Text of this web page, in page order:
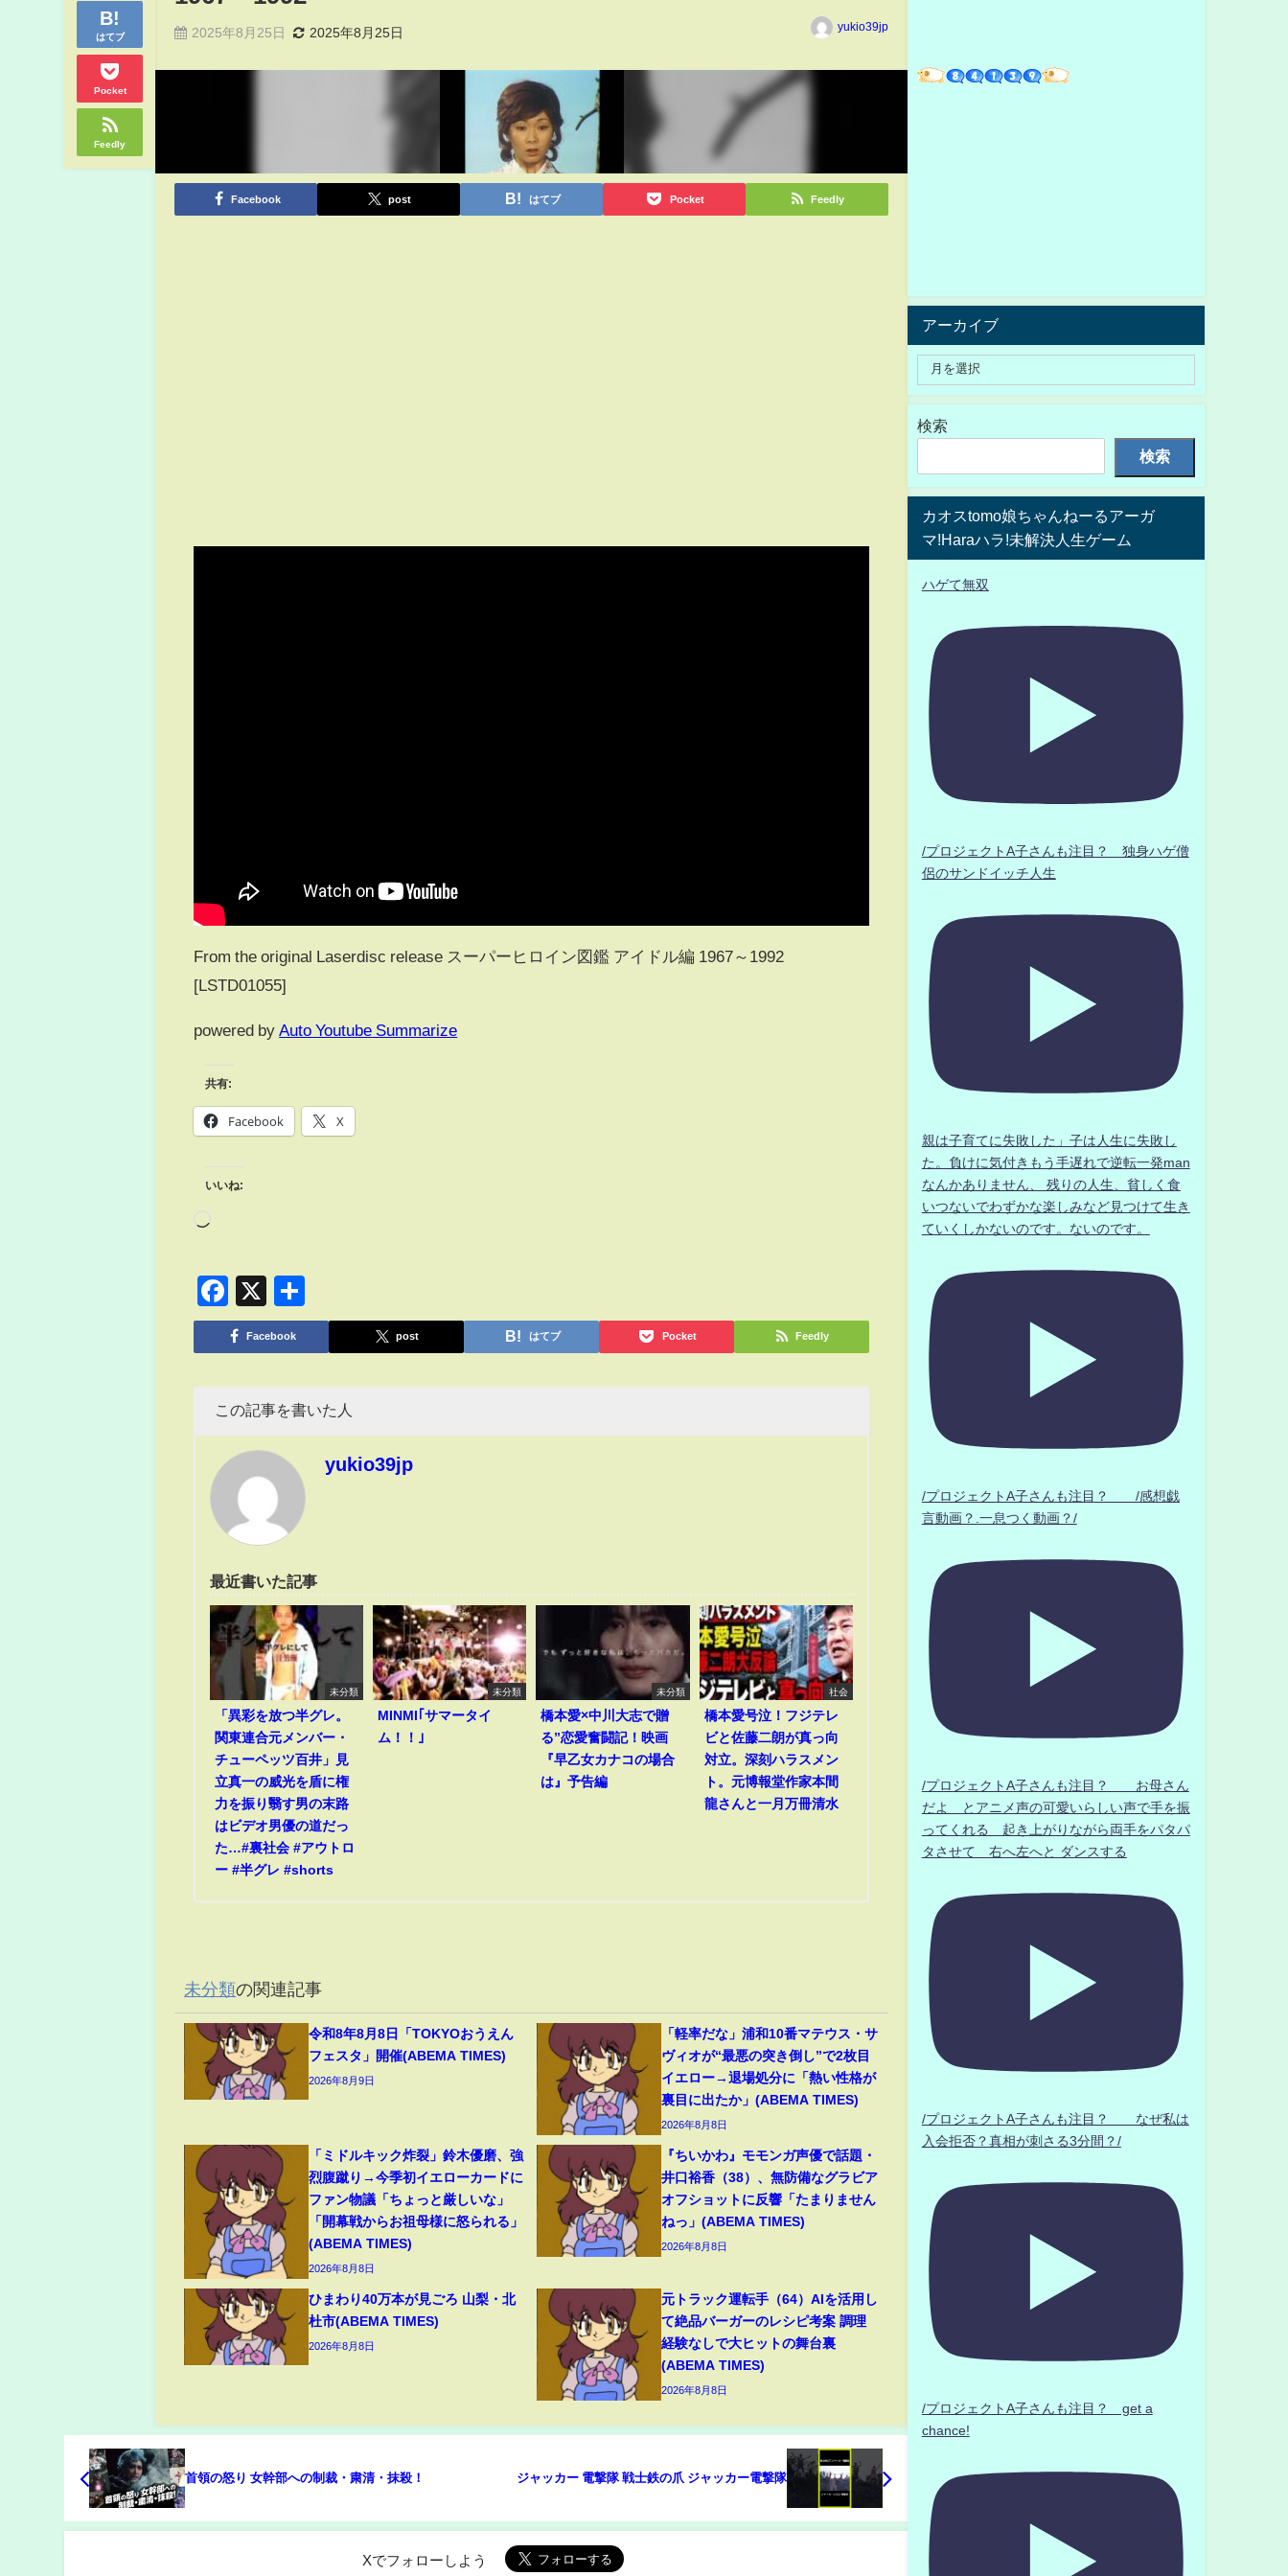
はてブ
Pocket
Feedly
2025年8月25日 2025年8月25日 yukio39jp
Facebook post はてブ Pocket Feedly
From the original Laserdisc release スーパーヒロイン図鑑 アイドル編 1967～1992
[LSTD01055]
powered by Auto Youtube Summarize
共有:
Facebook X
いいね:
Facebook
X
有
Facebook post はてブ Pocket Feedly
この記事を書いた人
yukio39jp
最近書いた記事
未分類
「異彩を放つ半グレ。
関東連合元メンバー・
チューペッツ百井」見
立真一の威光を盾に権
力を振り翳す男の末路
はビデオ男優の道だっ
た…#裏社会 #アウトロ
ー #半グレ #shorts
未分類
MINMI｢サマータイ
ム！！｣
未分類
橋本愛×中川大志で贈
る”恋愛奮闘記！映画
『早乙女カナコの場合
は』予告編
社会
橋本愛号泣！フジテレ
ビと佐藤二朗が真っ向
対立。深刻ハラスメン
ト。元博報堂作家本間
龍さんと一月万冊清水
未分類の関連記事
令和8年8月8日「TOKYOおうえん
フェスタ」開催(ABEMA TIMES)
2026年8月9日
「軽率だな」浦和10番マテウス・サ
ヴィオが“最悪の突き倒し”で2枚目
イエロー→退場処分に「熱い性格が
裏目に出たか」(ABEMA TIMES)
2026年8月8日
「ミドルキック炸裂」鈴木優磨、強
烈腹蹴り→今季初イエローカードに
ファン物議「ちょっと厳しいな」
「開幕戦からお祖母様に怒られる」
(ABEMA TIMES)
2026年8月8日
『ちいかわ』モモンガ声優で話題・
井口裕香（38）、無防備なグラビア
オフショットに反響「たまりません
ねっ」(ABEMA TIMES)
2026年8月8日
ひまわり40万本が見ごろ 山梨・北
杜市(ABEMA TIMES)
2026年8月8日
元トラック運転手（64）AIを活用し
て絶品バーガーのレシピ考案 調理
経験なしで大ヒットの舞台裏
(ABEMA TIMES)
2026年8月8日
首領の怒り 女幹部への制裁・粛清・抹殺！ ジャッカー 電撃隊 戦士鉄の爪 ジャッカー電撃隊
Xでフォローしよう
アーカイブ
検索
検索
カオスtomo娘ちゃんねーるアーガ
マ!Haraハラ!未解決人生ゲーム
ハゲて無双
/プロジェクトA子さんも注目？ 独身ハゲ僧
侶のサンドイッチ人生
親は子育てに失敗した」子は人生に失敗し
た。負けに気付きもう手遅れで逆転一発man
なんかありません、 残りの人生、貧しく食
いつないでわずかな楽しみなど見つけて生き
ていくしかないのです。ないのです。
/プロジェクトA子さんも注目？ /感想戯
言動画？.一息つく動画？/
/プロジェクトA子さんも注目？ お母さん
だよ とアニメ声の可愛いらしい声で手を振
ってくれる 起き上がりながら両手をパタパ
タさせて 右へ左へと ダンスする
/プロジェクトA子さんも注目？ なぜ私は
入会拒否？真相が刺さる3分間？/
/プロジェクトA子さんも注目？ get a
chance!